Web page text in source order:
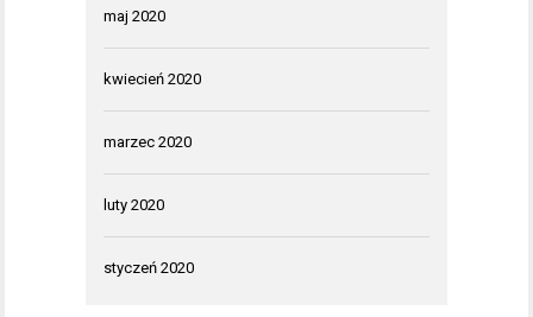
maj 2020
kwiecień 2020
marzec 2020
luty 2020
styczeń 2020